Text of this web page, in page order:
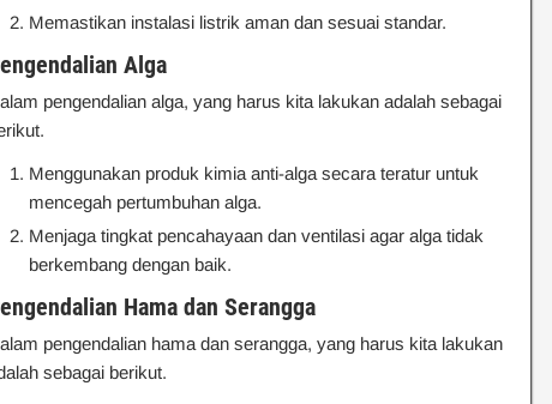
Memastikan instalasi listrik aman dan sesuai standar.
Alga
pengendalian alga, yang harus kita lakukan adalah sebagai
Menggunakan produk kimia anti-alga secara teratur untuk
mencegah pertumbuhan alga.
Menjaga tingkat pencahayaan dan ventilasi agar alga tidak
berkembang dengan baik.
Hama dan Serangga
pengendalian hama dan serangga, yang harus kita lakukan
sebagai berikut.